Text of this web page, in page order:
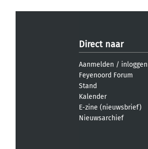
Direct naar
Aanmelden / inloggen
Feyenoord Forum
Stand
Kalender
E-zine (nieuwsbrief)
Nieuwsarchief